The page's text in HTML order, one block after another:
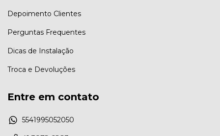
Depoimento Clientes
Perguntas Frequentes
Dicas de Instalação
Troca e Devoluções
Entre em contato
5541995052050